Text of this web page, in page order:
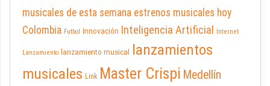
musicales de esta semana estrenos musicales hoy
Colombia Futbol Innovación Inteligencia Artificial Internet
Lanzamiento lanzamiento musical
lanzamientos
musicales Link Master Crispi Medellín